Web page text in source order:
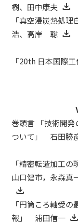
樹、田中康夫
「真空浸炭熱処
浩、高岸 聡
「20th 日本国際
巻頭言 「技術開
ついて」 石田勝
「精密転造加工の
山口健市，永森
「円筒ころ軸受
報」 浦田信一